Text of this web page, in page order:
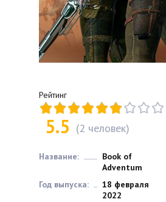
Рейтинг
5.5 (2 человек)
Название:
Book of
Adventum
Год выпуска:
18 февраля
2022